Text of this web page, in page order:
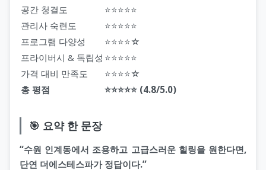
공간 청결도
⭐⭐⭐⭐⭐
관리사 숙련도
⭐⭐⭐⭐⭐
프로그램 다양성
⭐⭐⭐⭐☆
프라이버시 & 독립성 ⭐⭐⭐⭐⭐
가격 대비 만족도
⭐⭐⭐⭐☆
총 평점
⭐⭐⭐⭐⭐ (4.8/5.0)
🎯 요약 한 문장
“수원 인계동에서 조용하고 고급스러운 힐링을 원한다면,
단연 더에스테스파가 정답이다.”